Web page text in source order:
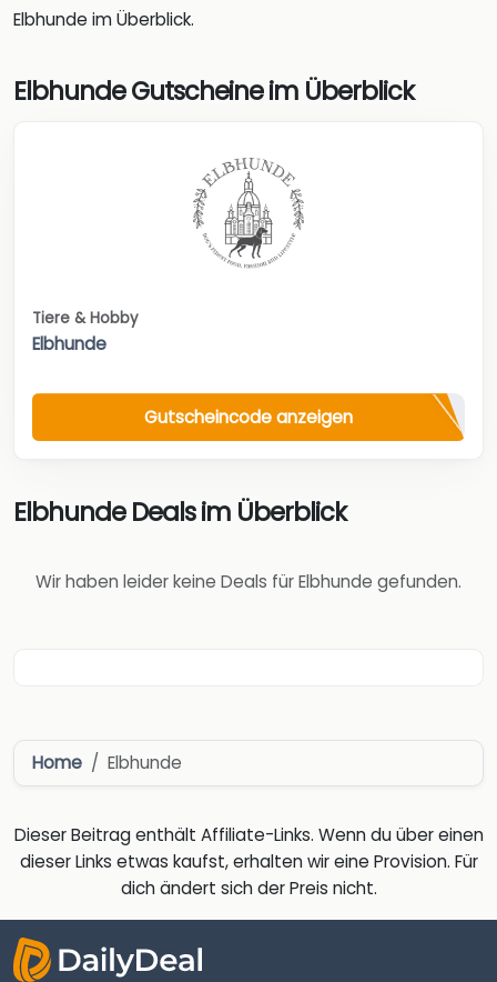
Elbhunde im Überblick.
Elbhunde Gutscheine im Überblick
Tiere & Hobby
Elbhunde
Gutscheincode anzeigen
Elbhunde Deals im Überblick
Wir haben leider keine Deals für Elbhunde gefunden.
Home Elbhunde
Dieser Beitrag enthält Affiliate-Links. Wenn du über einen
dieser Links etwas kaufst, erhalten wir eine Provision. Für
dich ändert sich der Preis nicht.